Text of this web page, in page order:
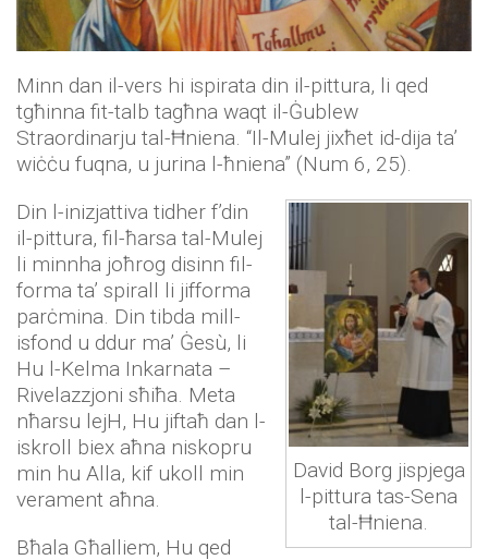
Minn dan il-vers hi ispirata din il-pittura, li qed
tgħinna fit-talb tagħna waqt il-Ġublew
Straordinarju tal-Ħniena. “Il-Mulej jixħet id-dija ta’
wiċċu fuqna, u jurina l-ħniena” (Num 6, 25).
David Borg jispjega
l-pittura tas-Sena
tal-Ħniena.
Din l-inizjattiva tidher f’din
il-pittura, fil-ħarsa tal-Mulej
li minnha joħrog disinn fil-
forma ta’ spirall li jifforma
parċmina. Din tibda mill-
isfond u ddur ma’ Ġesù, li
Hu l-Kelma Inkarnata –
Rivelazzjoni sħiħa. Meta
nħarsu lejH, Hu jiftaħ dan l-
iskroll biex aħna niskopru
min hu Alla, kif ukoll min
verament aħna.
Bħala Għalliem, Hu qed